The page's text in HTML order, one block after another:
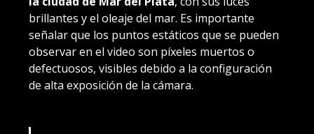
brillantes y el oleaje del mar. Es importante
señalar que los puntos estáticos que se pueden
observar en el video son píxeles muertos o
defectuosos, visibles debido a la configuración
de alta exposición de la cámara.